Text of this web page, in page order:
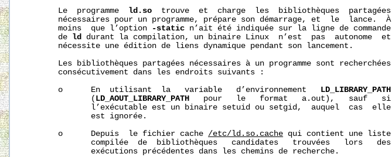
       Le  programme
ld.so
  trouve  et  charge  les  bibliothèques  partagées
       nécessaires pour un programme, prépare son démarrage, et  le  lance.  À
       moins  que l’option
-static n’ait été indiquée sur la ligne de commande
       de
ld durant la compilation, un binaire Linux  n’est  pas  autonome  et
       nécessite une édition de liens dynamique pendant son lancement.
       Les bibliothèques partagées nécessaires à un programme sont recherchées
       consécutivement dans les endroits suivants :
       o      En  utilisant  la   variable   d’environnement
LD_LIBRARY_PATH
              (
LD_AOUT_LIBRARY_PATH
   pour   le   format   a.out),   sauf   si
              l’exécutable est un binaire setuid ou setgid,  auquel  cas  elle
              est ignorée.
       o      Depuis  le fichier cache
/etc/ld.so.cache qui contient une liste
              compilée  de  bibliothèques   candidates   trouvées   lors   des
              exécutions précédentes dans les chemins de recherche.